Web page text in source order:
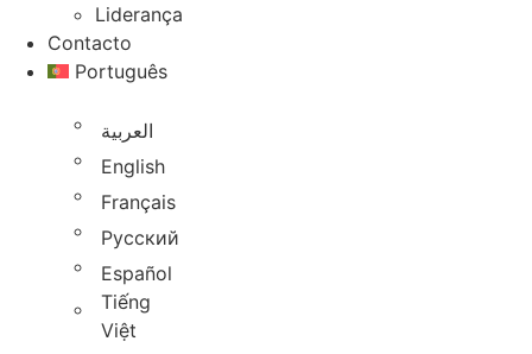
Liderança
Contacto
Português
العربية
English
Français
Русский
Español
Tiếng
Việt